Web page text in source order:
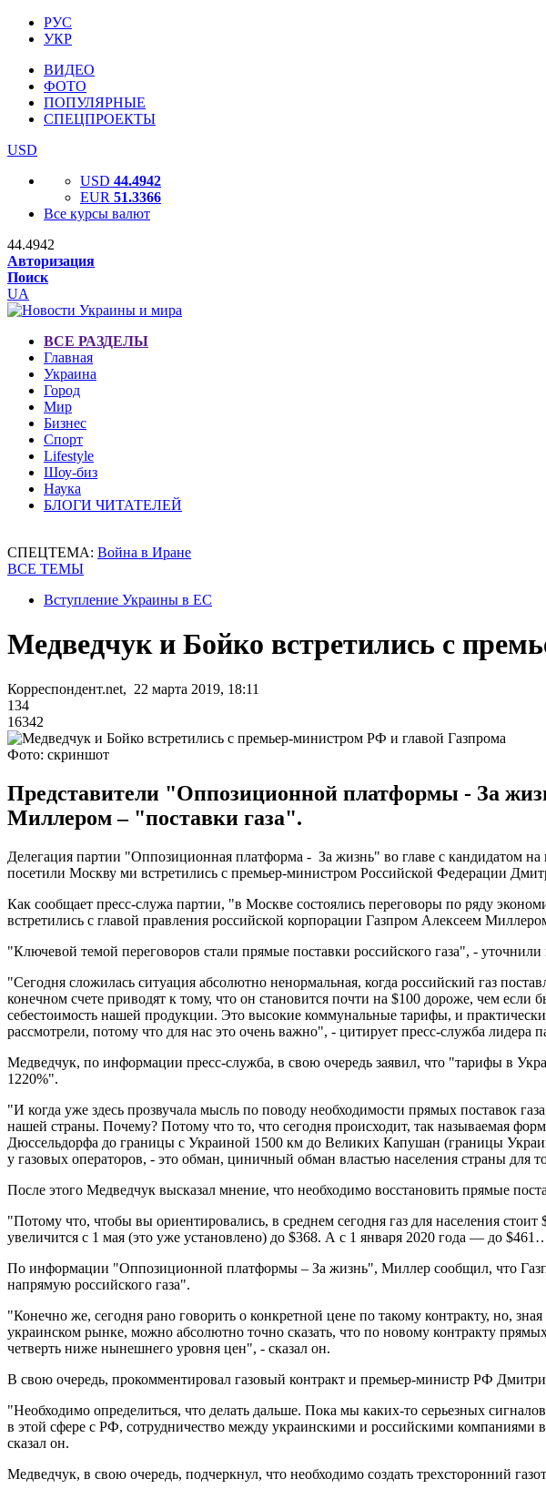
РУС
УКР
ВИДЕО
ФОТО
ПОПУЛЯРНЫЕ
СПЕЦПРОЕКТЫ
USD
USD 44.4942
EUR 51.3366
Все курсы валют
44.4942
Авторизация
Поиск
UA
ВСЕ РАЗДЕЛЫ
Главная
Украина
Город
Мир
Бизнес
Спорт
Lifestyle
Шоу-биз
Наука
БЛОГИ ЧИТАТЕЛЕЙ
СПЕЦТЕМА: Война в Иране
ВСЕ ТЕМЫ
Вступление Украины в ЕС
Медведчук и Бойко встретились с
Корреспондент.net, 22 марта 2019, 18:11
134
16342
Фото: скриншот
Представители "Оппозиционной платформы - За
Миллером – "поставки газа".
Делегация партии "Оппозиционная платформа - За жизнь" во главе с кандидатом
посетили Москву ми встретились с премьер-министром Российской Федерации
Как сообщает пресс-служа партии, "в Москве состоялись переговоры по ряду
встретились с главой правления российской корпорации Газпром Алексеем
"Ключевой темой переговоров стали прямые поставки российского газа", -
"Сегодня сложилась ситуация абсолютно ненормальная, когда российский газ
конечном счете приводят к тому, что он становится почти на $100 дороже, чем
себестоимость нашей продукции. Это высокие коммунальные тарифы, и
рассмотрели, потому что для нас это очень важно", - цитирует пресс-служба лидера
Медведчук, по информации пресс-служба, в свою очередь заявил, что "тарифы в
1220%".
"И когда уже здесь прозвучала мысль по поводу необходимости прямых поставок
нашей страны. Почему? Потому что то, что сегодня происходит, так называемая
Дюссельдорфа до границы с Украиной 1500 км до Великих Капушан (границы
у газовых операторов, - это обман, циничный обман властью населения страны для
После этого Медведчук высказал мнение, что необходимо восстановить прямые
"Потому что, чтобы вы ориентировались, в среднем сегодня газ для населения
увеличится с 1 мая (это уже установлено) до $368. А с 1 января 2020 года — до
По информации "Оппозиционной платформы – За жизнь", Миллер сообщил, что
напрямую российского газа".
"Конечно же, сегодня рано говорить о конкретной цене по такому контракту, но,
украинском рынке, можно абсолютно точно сказать, что по новому контракту
четверть ниже нынешнего уровня цен", - сказал он.
В свою очередь, прокомментировал газовый контракт и премьер-министр РФ
"Необходимо определиться, что делать дальше. Пока мы каких-то серьезных
в этой сфере с РФ, сотрудничество между украинскими и российскими компаниями
сказал он.
Медведчук, в свою очередь, подчеркнул, что необходимо создать трехсторонний